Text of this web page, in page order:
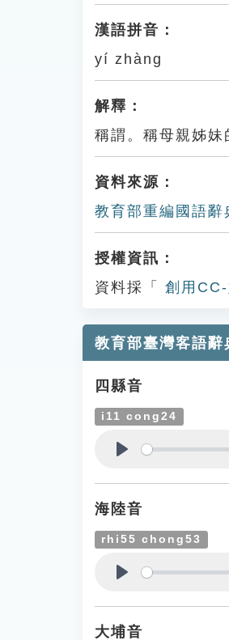
漢語拼音：
yí zhàng
解釋：
稱謂。稱母親姊妹
資料來源：
教育部重編國語辭
授權資訊：
資料採「
創用
教育部臺灣客語辭
四縣音
i11 cong24
海陸音
rhi55 chong53
大埔音